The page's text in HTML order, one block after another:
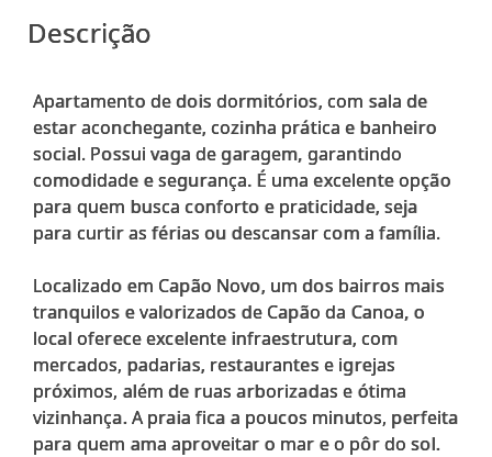
Descrição
Apartamento de dois dormitórios, com sala de
estar aconchegante, cozinha prática e banheiro
social. Possui vaga de garagem, garantindo
comodidade e segurança. É uma excelente opção
para quem busca conforto e praticidade, seja
para curtir as férias ou descansar com a família.
Localizado em Capão Novo, um dos bairros mais
tranquilos e valorizados de Capão da Canoa, o
local oferece excelente infraestrutura, com
mercados, padarias, restaurantes e igrejas
próximos, além de ruas arborizadas e ótima
vizinhança. A praia fica a poucos minutos, perfeita
para quem ama aproveitar o mar e o pôr do sol.